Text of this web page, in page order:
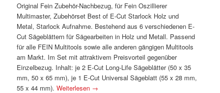
Original Fein Zubehör-Nachbezug, für Fein Oszillierer
Multimaster, Zubehörset Best of E-Cut Starlock Holz und
Metal, Starlock Aufnahme. Bestehend aus 6 verschiedenen E-
Cut Sägeblättern für Sägearbeiten in Holz und Metall. Passend
für alle FEIN Multitools sowie alle anderen gängigen Multitools
am Markt. Im Set mit attraktivem Preisvorteil gegenüber
Einzelbezug. Inhalt: je 2 E-Cut Long-Life Sägeblätter (50 x 35
mm, 50 x 65 mm), je 1 E-Cut Universal Sägeblatt (55 x 28 mm,
55 x 44 mm).Weiterlesen →